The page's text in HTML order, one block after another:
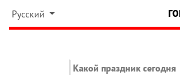
Русский
Какой праздник сегодня